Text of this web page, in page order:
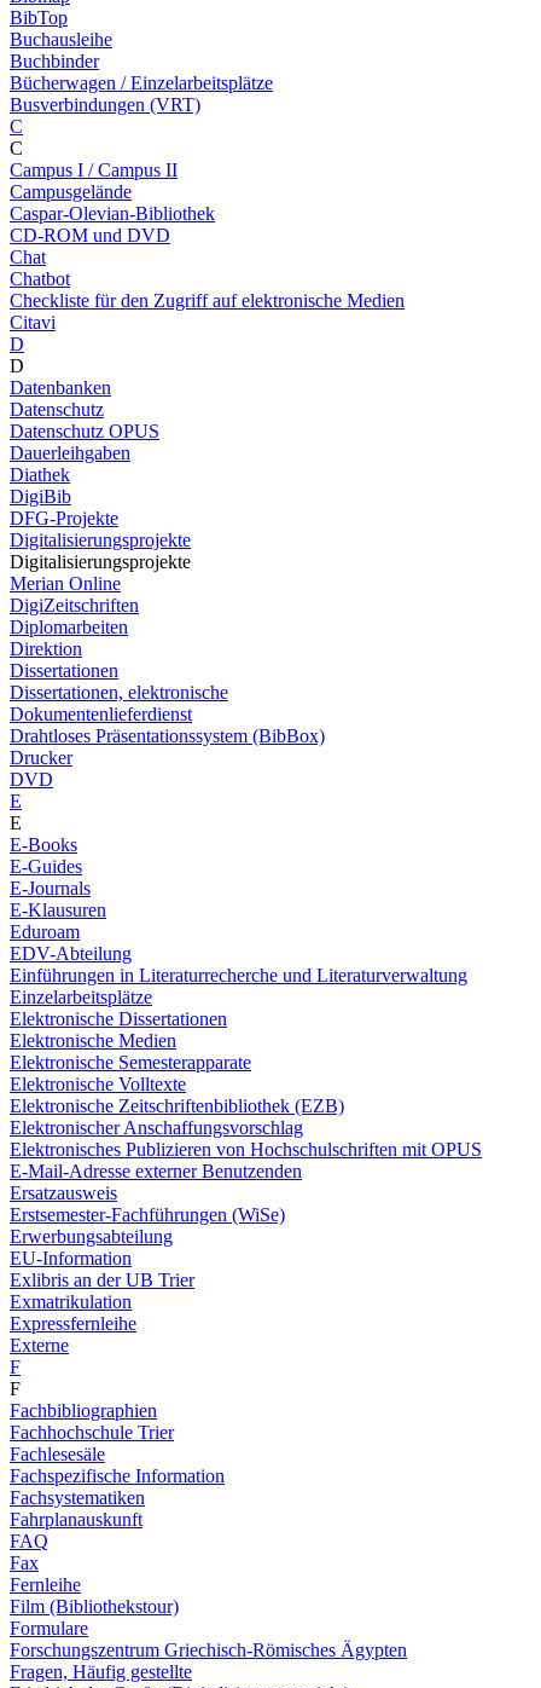
BibTop
Buchausleihe
Buchbinder
Bücherwagen / Einzelarbeitsplätze
Busverbindungen (VRT)
C
C
Campus I / Campus II
Campusgelände
Caspar-Olevian-Bibliothek
CD-ROM und DVD
Chat
Chatbot
Checkliste für den Zugriff auf elektronische Medien
Citavi
D
D
Datenbanken
Datenschutz
Datenschutz OPUS
Dauerleihgaben
Diathek
DigiBib
DFG-Projekte
Digitalisierungsprojekte
Digitalisierungsprojekte
Merian Online
DigiZeitschriften
Diplomarbeiten
Direktion
Dissertationen
Dissertationen, elektronische
Dokumentenlieferdienst
Drahtloses Präsentationssystem (BibBox)
Drucker
DVD
E
E
E-Books
E-Guides
E-Journals
E-Klausuren
Eduroam
EDV-Abteilung
Einführungen in Literaturrecherche und Literaturverwaltung
Einzelarbeitsplätze
Elektronische Dissertationen
Elektronische Medien
Elektronische Semesterapparate
Elektronische Volltexte
Elektronische Zeitschriftenbibliothek (EZB)
Elektronischer Anschaffungsvorschlag
Elektronisches Publizieren von Hochschulschriften mit OPUS
E-Mail-Adresse externer Benutzenden
Ersatzausweis
Erstsemester-Fachführungen (WiSe)
Erwerbungsabteilung
EU-Information
Exlibris an der UB Trier
Exmatrikulation
Expressfernleihe
Externe
F
F
Fachbibliographien
Fachhochschule Trier
Fachlesesäle
Fachspezifische Information
Fachsystematiken
Fahrplanauskunft
FAQ
Fax
Fernleihe
Film (Bibliothekstour)
Formulare
Forschungszentrum Griechisch-Römisches Ägypten
Fragen, Häufig gestellte